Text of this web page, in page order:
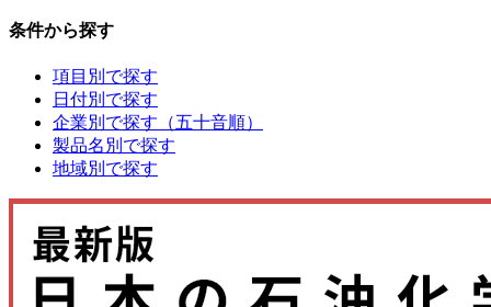
条件から探す
項目別で探す
日付別で探す
企業別で探す（五十音順）
製品名別で探す
地域別で探す